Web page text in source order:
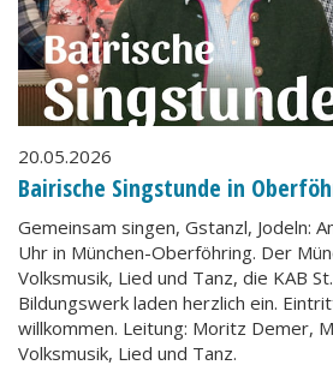
20.05.2026
Bairische Singstunde in
Gemeinsam singen, Gstanzl, Jodeln:
Uhr in München-Oberföhring. Der
Volksmusik, Lied und Tanz, die KAB
Bildungswerk laden herzlich ein.
willkommen. Leitung: Moritz Demer,
Volksmusik, Lied und Tanz.